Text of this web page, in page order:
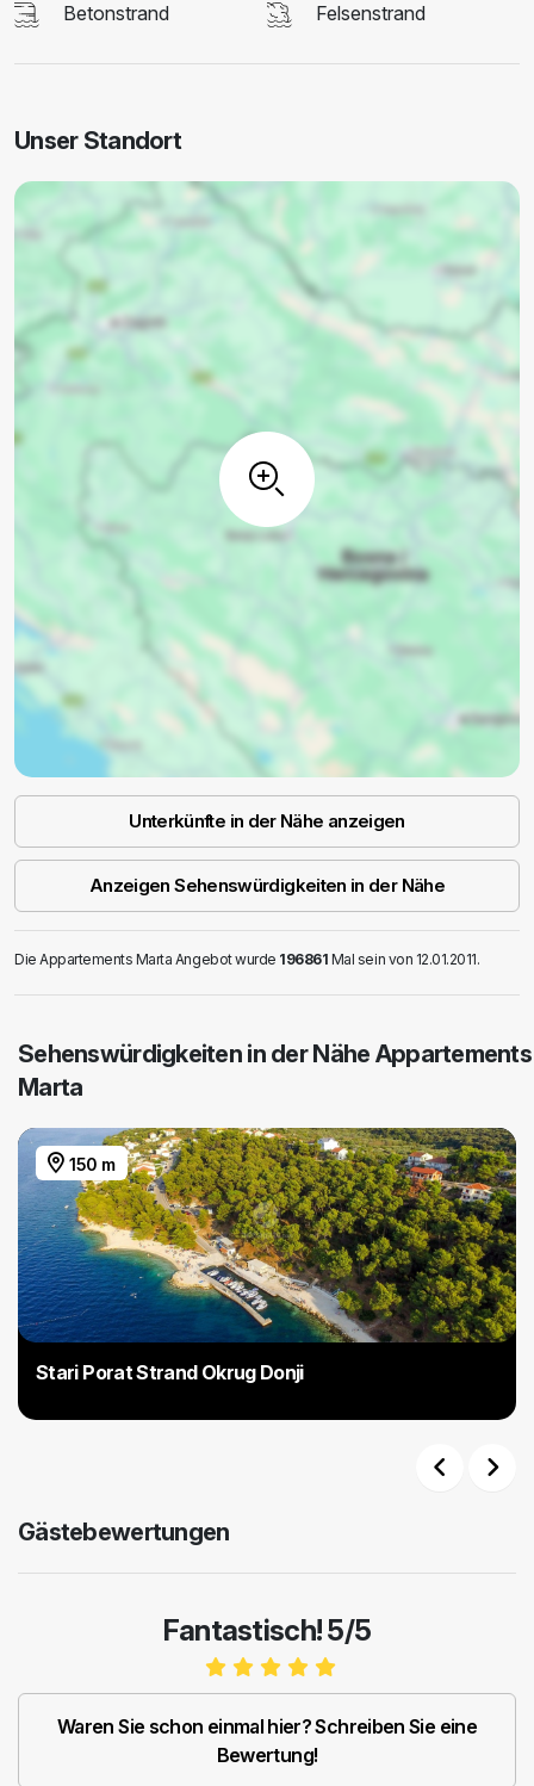
Betonstrand Felsenstrand
Unser Standort
Unterkünfte in der Nähe anzeigen
Anzeigen Sehenswürdigkeiten in der Nähe
Die Appartements Marta Angebot wurde 196861 Mal sein von 12.01.2011.
Sehenswürdigkeiten in der Nähe Appartements
Marta
150 m
Stari Porat Strand Okrug Donji
Gästebewertungen
Fantastisch! 5/5
Waren Sie schon einmal hier? Schreiben Sie eine
Bewertung!